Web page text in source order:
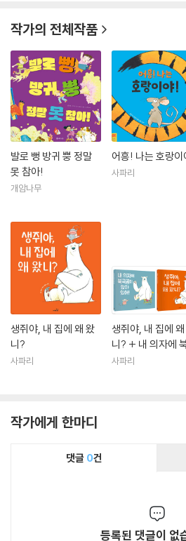
작가의 전체작품
발로 뻥 방귀 뿡 정말
못 참아!
개암나무
어흥! 나는 호랑이
사파리
생쥐야, 내 집에 왜 왔
니?
사파리
생쥐야, 내 집에
니? + 내 의자에
곰이 앉아 있어!
사파리
작가에게 한마디
댓글 0건
등록된 댓글이 없